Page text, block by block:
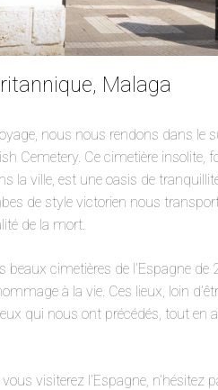
Malaga
nous nous rendons dans le
Cemetery. Ce cimetière insolite,
la ville, est une oasis de
de style victorien nous
de la mort.
beaux cimetières de l’Espagne
à la vie. Ces lieux, loin
qui nous ont précédés, tout en
visiterez l’Espagne,